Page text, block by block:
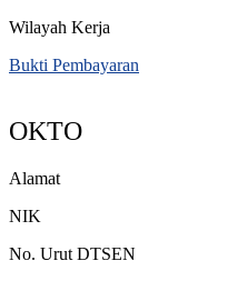
Wilayah Kerja
Bukti Pembayaran
OKTO
Alamat
NIK
No. Urut DTSEN